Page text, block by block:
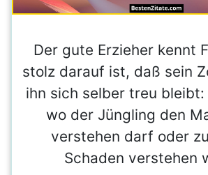
Der gute Erzieher kennt
stolz darauf ist, daß sein
ihn sich selber treu bleibt:
wo der Jüngling den
verstehen darf oder
Schaden verstehen